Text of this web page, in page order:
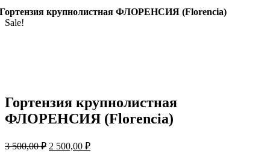
Гортензия крупнолистная ФЛОРЕНСИЯ (Florencia)
Sale!
Гортензия крупнолистная
ФЛОРЕНСИЯ (Florencia)
3 500,00₽ Первоначальная
2 500,00 ₽Текущая